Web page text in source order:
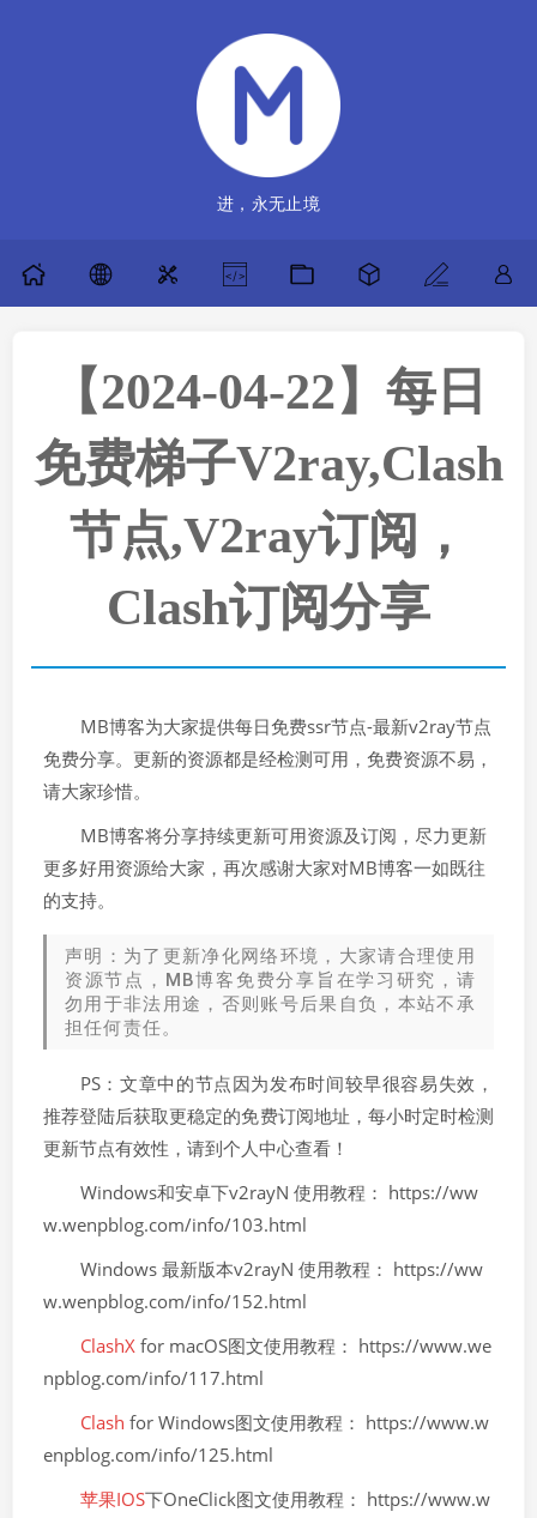
进，永无止境
【2024-04-22】每日
免费梯子V2ray,Clash
节点,V2ray订阅，
Clash订阅分享
MB博客为大家提供每日免费ssr节点-最新v2ray节点
免费分享。更新的资源都是经检测可用，免费资源不易，
请大家珍惜。
MB博客将分享持续更新可用资源及订阅，尽力更新
更多好用资源给大家，再次感谢大家对MB博客一如既往
的支持。
声明：为了更新净化网络环境，大家请合理使用
资源节点，MB博客免费分享旨在学习研究，请
勿用于非法用途，否则账号后果自负，本站不承
担任何责任。
PS：文章中的节点因为发布时间较早很容易失效，
推荐登陆后获取更稳定的免费订阅地址，每小时定时检测
更新节点有效性，请到个人中心查看！
Windows和安卓下v2rayN 使用教程： https://ww
w.wenpblog.com/info/103.html
Windows 最新版本v2rayN 使用教程： https://ww
w.wenpblog.com/info/152.html
ClashXfor macOS图文使用教程： https://www.we
npblog.com/info/117.html
Clash for Windows图文使用教程： https://www.w
enpblog.com/info/125.html
苹果IOS下OneClick图文使用教程： https://www.w